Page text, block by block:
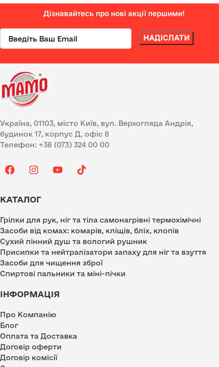
Дізнавайтесь про нові акції першими!
Україна, 01103, місто Київ, вул. Верхогляда Андрія,
будинок 17, корпус Д, офіс 8
Телефон: +38 (073) 324 00 00
КАТАЛОГ
Грілки для рук, ніг та тіла самонагрівні термохімічні
Засоби від комах: комарів, кліщів, бліх, клопів
Сухий пінний душ та вологий рушник
Присипки та нейтралізатори запаху для ніг та взуття
Засоби для чищення зброї
Спиртові пальники та міні-пічки
ІНФОРМАЦІЯ
Про Компанію
Блог
Оплата та Доставка
Договір оферти
Договір комісії